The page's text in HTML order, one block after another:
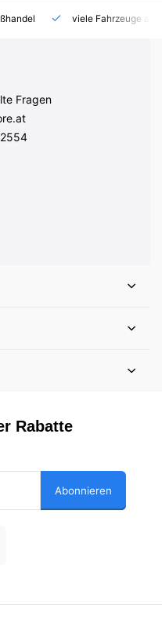
viele Fahrzeuge auf
Fragen
Rabatte
Abonnieren